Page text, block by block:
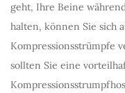
geht, Ihre Beine
halten, können Sie sich
Kompressionsstrümpfe
sollten Sie eine